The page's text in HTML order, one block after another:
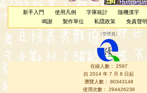
新手入門 使用凡例 字庫統計 隨機漢字
鳴謝
製作單位 私隱政策 免責聲明
（管理員 ）
在線人數： 2597
自 2014 年 7 月 8 日起
瀏覽人數： 80343148
使用次數： 294426238